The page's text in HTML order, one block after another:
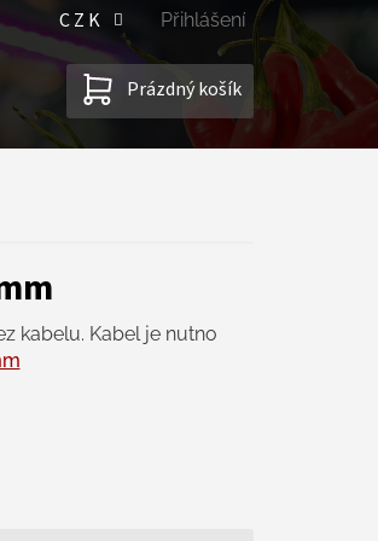
CZK Přihlášení
NÁKUPNÍ
KOŠÍK
Prázdný košík
kabelu. Kabel je nutno